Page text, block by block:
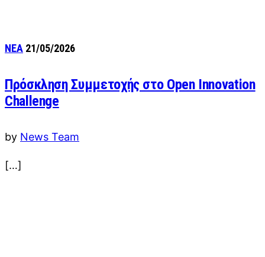
ΝΕΑ 21/05/2026
Πρόσκληση Συμμετοχής στο Open Innovation
Challenge
by News Team
[…]